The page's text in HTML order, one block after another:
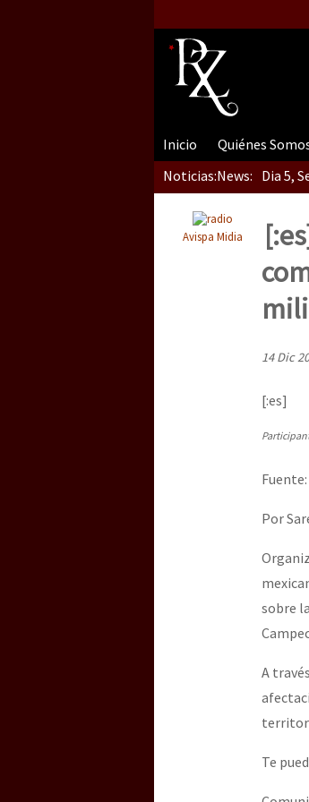
Inicio Quiénes
Noticias:News: Dia 5,
Dia 5,
Dia 4
Dia 3
Dia 2
Dia 1:
[CDMX
Avispa Midia
14 Dic
[:es]
Fuente:
Por
sobre
A
Te